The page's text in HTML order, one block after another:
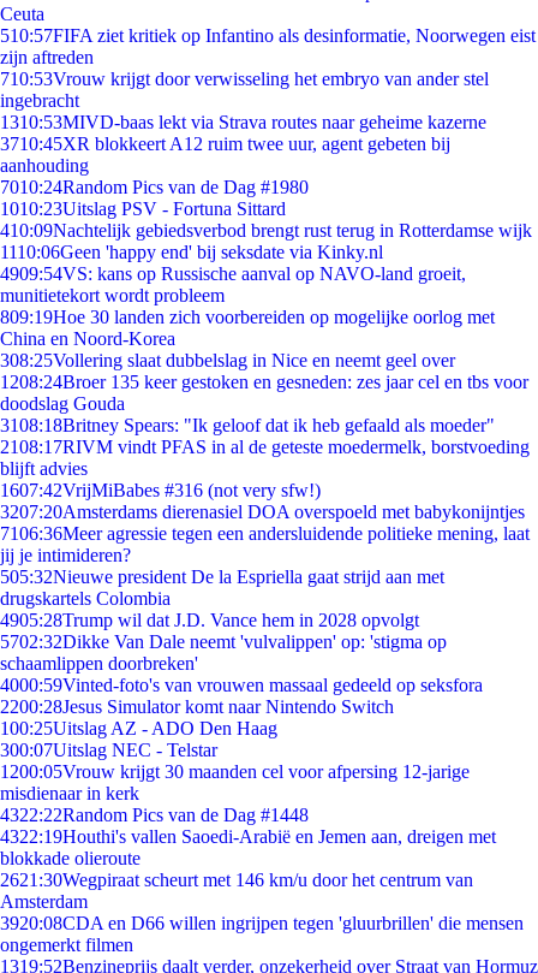
Ceuta
510:57FIFA ziet kritiek op Infantino als desinformatie, Noorwegen eist
zijn aftreden
710:53Vrouw krijgt door verwisseling het embryo van ander stel
ingebracht
1310:53MIVD-baas lekt via Strava routes naar geheime kazerne
3710:45XR blokkeert A12 ruim twee uur, agent gebeten bij
aanhouding
7010:24Random Pics van de Dag #1980
1010:23Uitslag PSV - Fortuna Sittard
410:09Nachtelijk gebiedsverbod brengt rust terug in Rotterdamse wijk
1110:06Geen 'happy end' bij seksdate via Kinky.nl
4909:54VS: kans op Russische aanval op NAVO-land groeit,
munitietekort wordt probleem
809:19Hoe 30 landen zich voorbereiden op mogelijke oorlog met
China en Noord-Korea
308:25Vollering slaat dubbelslag in Nice en neemt geel over
1208:24Broer 135 keer gestoken en gesneden: zes jaar cel en tbs voor
doodslag Gouda
3108:18Britney Spears: "Ik geloof dat ik heb gefaald als moeder"
2108:17RIVM vindt PFAS in al de geteste moedermelk, borstvoeding
blijft advies
1607:42VrijMiBabes #316 (not very sfw!)
3207:20Amsterdams dierenasiel DOA overspoeld met babykonijntjes
7106:36Meer agressie tegen een andersluidende politieke mening, laat
jij je intimideren?
505:32Nieuwe president De la Espriella gaat strijd aan met
drugskartels Colombia
4905:28Trump wil dat J.D. Vance hem in 2028 opvolgt
5702:32Dikke Van Dale neemt 'vulvalippen' op: 'stigma op
schaamlippen doorbreken'
4000:59Vinted-foto's van vrouwen massaal gedeeld op seksfora
2200:28Jesus Simulator komt naar Nintendo Switch
100:25Uitslag AZ - ADO Den Haag
300:07Uitslag NEC - Telstar
1200:05Vrouw krijgt 30 maanden cel voor afpersing 12-jarige
misdienaar in kerk
4322:22Random Pics van de Dag #1448
4322:19Houthi's vallen Saoedi-Arabië en Jemen aan, dreigen met
blokkade olieroute
2621:30Wegpiraat scheurt met 146 km/u door het centrum van
Amsterdam
3920:08CDA en D66 willen ingrijpen tegen 'gluurbrillen' die mensen
ongemerkt filmen
1319:52Benzineprijs daalt verder, onzekerheid over Straat van Hormuz